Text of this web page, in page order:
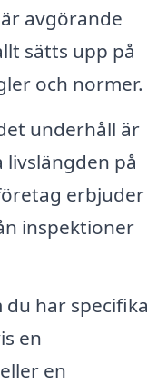
avgörande
sätts upp på
och normer.
underhåll är
på
erbjuder
inspektioner
du har specifika
en
en